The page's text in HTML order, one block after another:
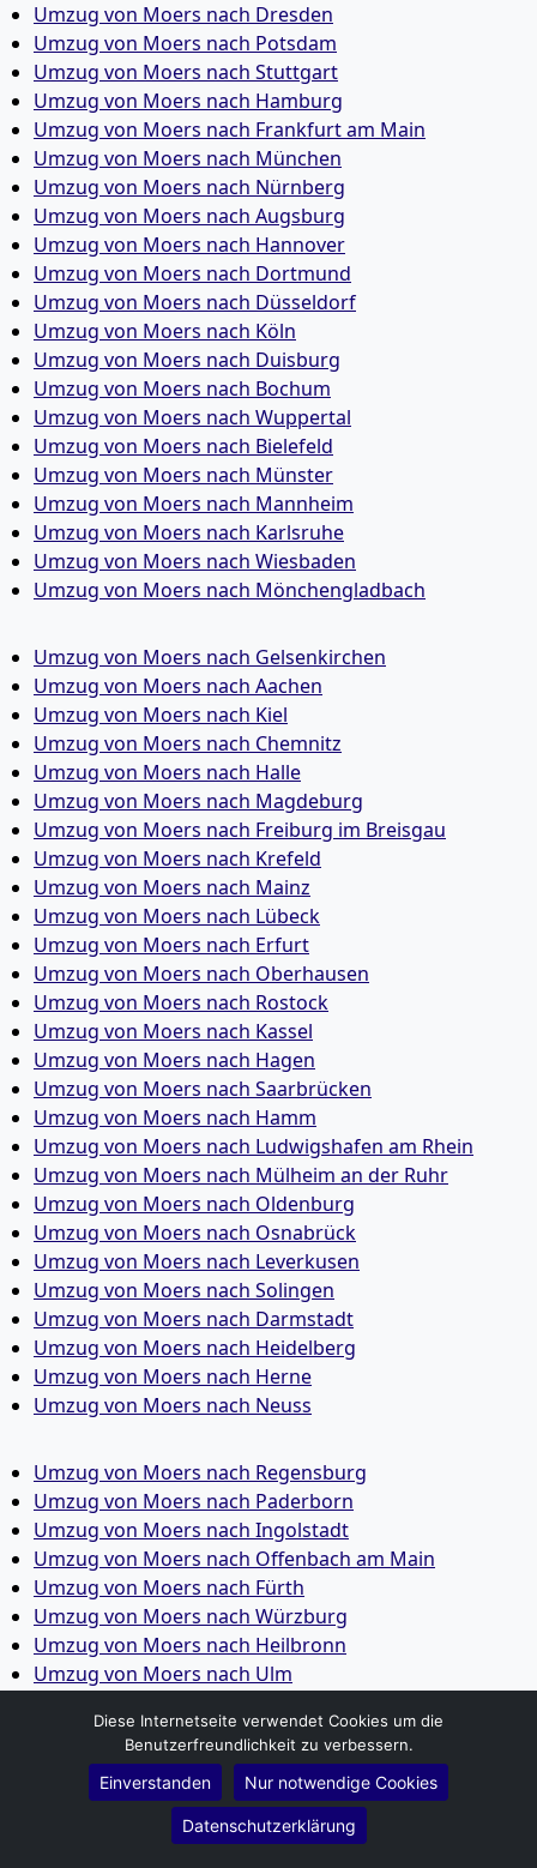
Umzug von Moers nach Dresden
Umzug von Moers nach Potsdam
Umzug von Moers nach Stuttgart
Umzug von Moers nach Hamburg
Umzug von Moers nach Frankfurt am Main
Umzug von Moers nach München
Umzug von Moers nach Nürnberg
Umzug von Moers nach Augsburg
Umzug von Moers nach Hannover
Umzug von Moers nach Dortmund
Umzug von Moers nach Düsseldorf
Umzug von Moers nach Köln
Umzug von Moers nach Duisburg
Umzug von Moers nach Bochum
Umzug von Moers nach Wuppertal
Umzug von Moers nach Bielefeld
Umzug von Moers nach Münster
Umzug von Moers nach Mannheim
Umzug von Moers nach Karlsruhe
Umzug von Moers nach Wiesbaden
Umzug von Moers nach Mönchen­gladbach
Umzug von Moers nach Gelsenkirchen
Umzug von Moers nach Aachen
Umzug von Moers nach Kiel
Umzug von Moers nach Chemnitz
Umzug von Moers nach Halle
Umzug von Moers nach Magdeburg
Umzug von Moers nach Freiburg im Breisgau
Umzug von Moers nach Krefeld
Umzug von Moers nach Mainz
Umzug von Moers nach Lübeck
Umzug von Moers nach Erfurt
Umzug von Moers nach Oberhausen
Umzug von Moers nach Rostock
Umzug von Moers nach Kassel
Umzug von Moers nach Hagen
Umzug von Moers nach Saarbrücken
Umzug von Moers nach Hamm
Umzug von Moers nach Ludwigshafen am Rhein
Umzug von Moers nach Mülheim an der Ruhr
Umzug von Moers nach Oldenburg
Umzug von Moers nach Osnabrück
Umzug von Moers nach Leverkusen
Umzug von Moers nach Solingen
Umzug von Moers nach Darmstadt
Umzug von Moers nach Heidelberg
Umzug von Moers nach Herne
Umzug von Moers nach Neuss
Umzug von Moers nach Regensburg
Umzug von Moers nach Paderborn
Umzug von Moers nach Ingolstadt
Umzug von Moers nach Offenbach am Main
Umzug von Moers nach Fürth
Umzug von Moers nach Würzburg
Umzug von Moers nach Heilbronn
Umzug von Moers nach Ulm
Umzug von Moers nach Wolfsburg
Umzug von Moers nach Bottrop
Umzug von Moers nach Göttingen
Umzug von Moers nach Reutlingen
Umzug von Moers nach Bremer­haven
Diese Internetseite verwendet Cookies um die
Benutzerfreundlichkeit zu verbessern.
Einverstanden Nur notwendige Cookies
Datenschutzerklärung